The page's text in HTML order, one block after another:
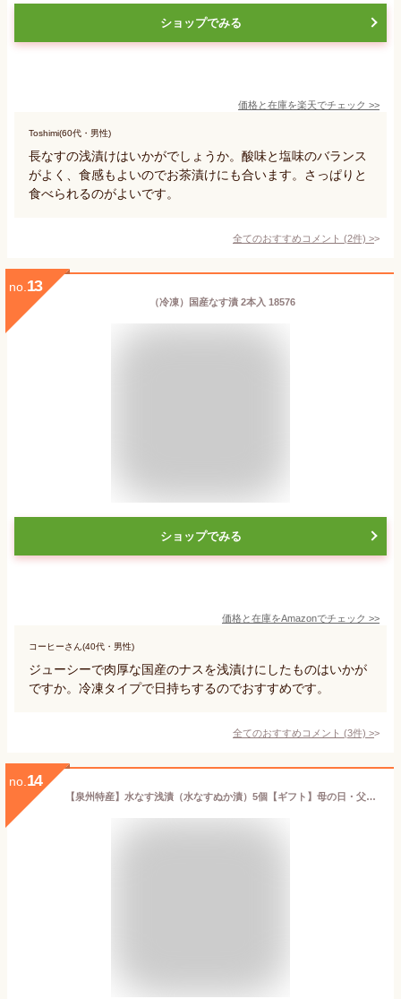
ショップでみる
価格と在庫を楽天でチェック >>
Toshimi(60代・男性)
長なすの浅漬けはいかがでしょうか。酸味と塩味のバランス
がよく、食感もよいのでお茶漬けにも合います。さっぱりと
食べられるのがよいです。
全てのおすすめコメント (2件) >
no. 13
（冷凍）国産なす漬 2本入 18576
ショップでみる
価格と在庫をAmazonでチェック >>
コーヒーさん(40代・男性)
ジューシーで肉厚な国産のナスを浅漬けにしたものはいかが
ですか。冷凍タイプで日持ちするのでおすすめです。
全てのおすすめコメント (3件) >
no. 14
【泉州特産】水なす浅漬（水なすぬか漬）5個【ギフト】母の日・父の日・御挨拶